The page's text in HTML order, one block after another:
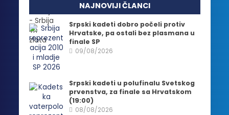
NAJNOVIJI ČLANCI
Srpski kadeti dobro počeli protiv
Hrvatske, pa ostali bez plasmana u
finale SP
09/08/2026
Srpski kadeti u polufinalu Svetskog
prvenstva, za finale sa Hrvatskom
(19:00)
08/08/2026